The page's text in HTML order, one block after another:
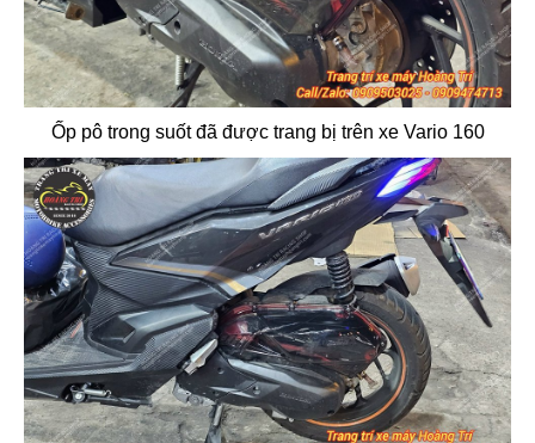
Ốp pô trong suốt đã được trang bị trên xe Vario 160